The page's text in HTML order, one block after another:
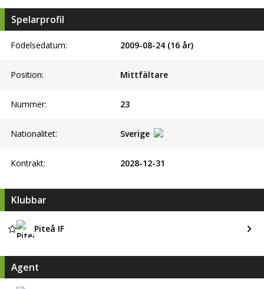
Spelarprofil
Födelsedatum: 2009-08-24 (16 år)
Position: Mittfältare
Nummer: 23
Nationalitet: Sverige
Kontrakt: 2028-12-31
Klubbar
Piteå IF
Agent